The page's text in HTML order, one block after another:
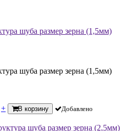
шуба размер зерна (1,5мм)
шуба размер зерна (1,5мм)
+ В корзину Добавлено